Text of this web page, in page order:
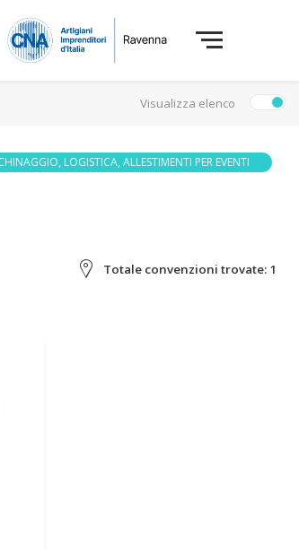
Visualizza elenco
LOGISTICA, ALLESTIMENTI PER EVENTI
Totale convenzioni trovate: 1